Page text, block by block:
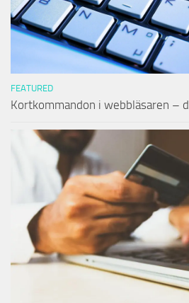
FEATURED
Kortkommandon i webbläsaren –